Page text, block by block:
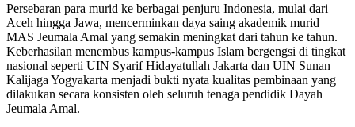
Persebaran para murid ke berbagai penjuru Indonesia, mulai dari
Aceh hingga Jawa, mencerminkan daya saing akademik murid
MAS Jeumala Amal yang semakin meningkat dari tahun ke tahun.
Keberhasilan menembus kampus-kampus Islam bergengsi di tingkat
nasional seperti UIN Syarif Hidayatullah Jakarta dan UIN Sunan
Kalijaga Yogyakarta menjadi bukti nyata kualitas pembinaan yang
dilakukan secara konsisten oleh seluruh tenaga pendidik Dayah
Jeumala Amal.